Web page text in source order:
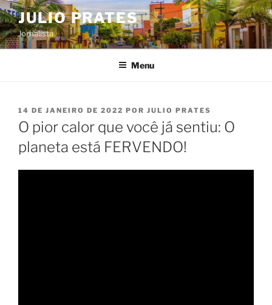
Pular
para
o
conteúdo
JULIO PRATES
Jornalista
Menu
PUBLICADO
EM
14 DE JANEIRO DE 2022 POR JULIO PRATES
O pior calor que você já sentiu: O
planeta está FERVENDO!